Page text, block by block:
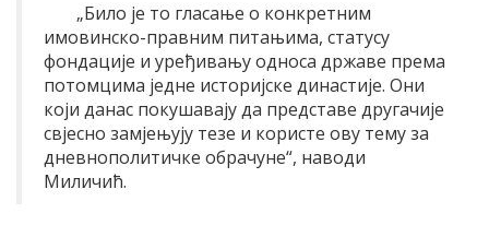
„Било је то гласање о конкретним
имовинско-правним питањима, статусу
фондације и уређивању односа државе према
потомцима једне историјске династије. Они
који данас покушавају да представе другачије
свјесно замјењују тезе и користе ову тему за
дневнополитичке обрачуне“, наводи
Миличић.